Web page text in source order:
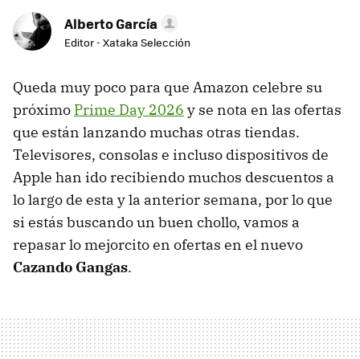
Alberto García
Editor - Xataka Selección
Queda muy poco para que Amazon celebre su
próximo Prime Day 2026 y se nota en las ofertas
que están lanzando muchas otras tiendas.
Televisores, consolas e incluso dispositivos de
Apple han ido recibiendo muchos descuentos a
lo largo de esta y la anterior semana, por lo que
si estás buscando un buen chollo, vamos a
repasar lo mejorcito en ofertas en el nuevo
Cazando Gangas.